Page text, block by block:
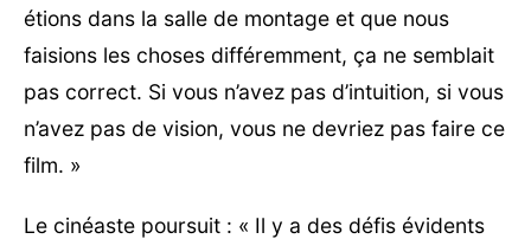
étions dans la salle de montage et que nous
faisions les choses différemment, ça ne semblait
pas correct. Si vous n’avez pas d’intuition, si vous
n’avez pas de vision, vous ne devriez pas faire ce
film. »
Le cinéaste poursuit : « Il y a des défis évidents